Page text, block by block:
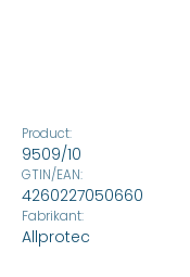
Product:
9509/10
GTIN/EAN:
4260227050660
Fabrikant:
Allprotec